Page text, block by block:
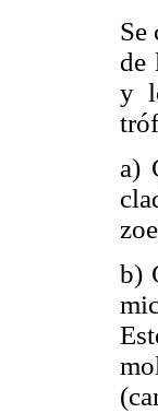
Se
de
y
a)
b)